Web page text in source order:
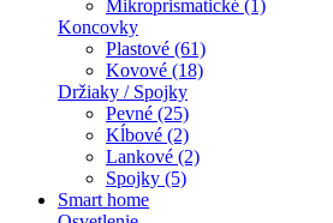
Mikroprismatické (1)
Koncovky
Plastové (61)
Kovové (18)
Držiaky / Spojky
Pevné (25)
Kĺbové (2)
Lankové (2)
Spojky (5)
Smart home